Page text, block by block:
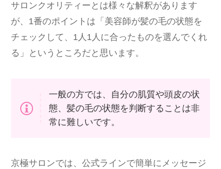
サロンクオリティーとは様々な解釈があります
が、1番のポイントは「美容師が髪の毛の状態を
チェックして、1人1人に合ったものを選んでくれ
る」というところだと思います。
一般の方では、自分の肌質や頭皮の状
態、髪の毛の状態を判断することは非
常に難しいです。
京極サロンでは、公式ラインで簡単にメッセージ